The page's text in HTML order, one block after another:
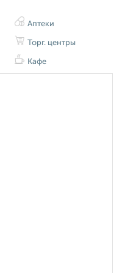
Аптеки
Торг. центры
Кафе